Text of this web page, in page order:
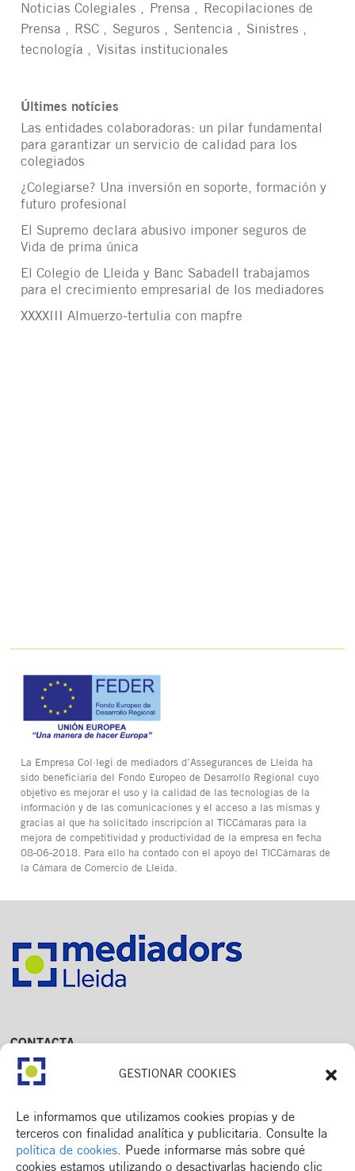
GESTIONAR COOKIES
Le informamos que utilizamos cookies propias y de
terceros con finalidad analítica y publicitaria. Consulte la
política de cookies. Puede informarse más sobre qué
cookies estamos utilizando o desactivarlas haciendo clic
Noticias Colegiales
Prensa
Recopilaciones de
Prensa
RSC Seguros Sentencia
Sinistres
tecnología
Visitas institucionales
Últimes notícies
Las entidades colaboradoras: un pilar fundamental
para garantizar un servicio de calidad para los
colegiados
¿Colegiarse? Una inversión en soporte, formación y
futuro profesional
El Supremo declara abusivo imponer seguros de
Vida de prima única
El Colegio de Lleida y Banc Sabadell trabajamos
para el crecimiento empresarial de los mediadores
XXXXIII Almuerzo-tertulia con mapfre
La Empresa Col·legi de mediadors d’Assegurances de Lleida ha
sido beneficiaria del Fondo Europeo de Desarrollo Regional cuyo
objetivo es mejorar el uso y la calidad de las tecnologías de la
información y de las comunicaciones y el acceso a las mismas y
gracias al que ha solicitado inscripción al TICCámaras para la
mejora de competitividad y productividad de la empresa en fecha
08-06-2018. Para ello ha contado con el apoyo del TICCámaras de
la Cámara de Comercio de Lleida.
CONTACTA
Av. Dr. Fleming, 15,
2n. 1a
T. 973 245 133
M. 672 018 236